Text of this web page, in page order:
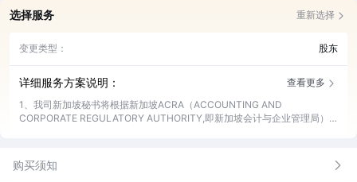
选择服务 重新选择
变更类型： 股东
详细服务方案说明：
查看更多
1、我司新加坡秘书将根据新加坡ACRA（ACCOUNTING AND
CORPORATE REGULATORY AUTHORITY,即新加坡会计与企业管理局）
购买须知